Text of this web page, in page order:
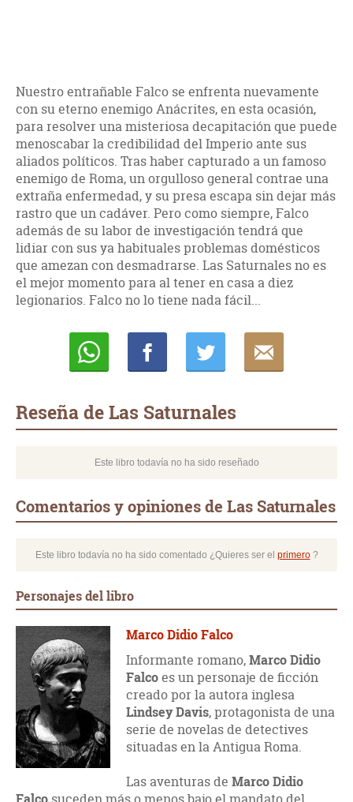
Nuestro entrañable Falco se enfrenta nuevamente
con su eterno enemigo Anácrites, en esta ocasión,
para resolver una misteriosa decapitación que puede
menoscabar la credibilidad del Imperio ante sus
aliados políticos. Tras haber capturado a un famoso
enemigo de Roma, un orgulloso general contrae una
extraña enfermedad, y su presa escapa sin dejar más
rastro que un cadáver. Pero como siempre, Falco
además de su labor de investigación tendrá que
lidiar con sus ya habituales problemas domésticos
que amezan con desmadrarse. Las Saturnales no es
el mejor momento para al tener en casa a diez
legionarios. Falco no lo tiene nada fácil...
Reseña de Las Saturnales
Este libro todavía no ha sido reseñado
Comentarios y opiniones de Las Saturnales
Este libro todavía no ha sido comentado ¿Quieres ser el primero?
Personajes del libro
Marco Didio Falco
Informante romano,Marco Didio
Falcoes un personaje de ficción
creado por la autora inglesa
Lindsey Davis, protagonista de una
serie de novelas de detectives
situadas en la Antigua Roma.
Las aventuras de Marco Didio
Falco